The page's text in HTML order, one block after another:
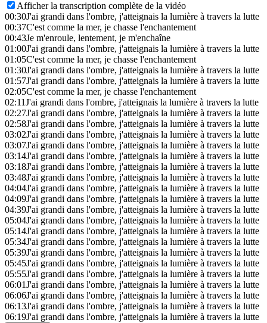
Afficher la transcription complète de la vidéo
00:30J'ai grandi dans l'ombre, j'atteignais la lumière à travers la lutte
00:37C'est comme la mer, je chasse l'enchantement
00:43Je m'enroule, lentement, je m'enchaîne
01:00J'ai grandi dans l'ombre, j'atteignais la lumière à travers la lutte
01:05C'est comme la mer, je chasse l'enchantement
01:30J'ai grandi dans l'ombre, j'atteignais la lumière à travers la lutte
01:57J'ai grandi dans l'ombre, j'atteignais la lumière à travers la lutte
02:05C'est comme la mer, je chasse l'enchantement
02:11J'ai grandi dans l'ombre, j'atteignais la lumière à travers la lutte
02:27J'ai grandi dans l'ombre, j'atteignais la lumière à travers la lutte
02:58J'ai grandi dans l'ombre, j'atteignais la lumière à travers la lutte
03:02J'ai grandi dans l'ombre, j'atteignais la lumière à travers la lutte
03:07J'ai grandi dans l'ombre, j'atteignais la lumière à travers la lutte
03:14J'ai grandi dans l'ombre, j'atteignais la lumière à travers la lutte
03:18J'ai grandi dans l'ombre, j'atteignais la lumière à travers la lutte
03:48J'ai grandi dans l'ombre, j'atteignais la lumière à travers la lutte
04:04J'ai grandi dans l'ombre, j'atteignais la lumière à travers la lutte
04:09J'ai grandi dans l'ombre, j'atteignais la lumière à travers la lutte
04:39J'ai grandi dans l'ombre, j'atteignais la lumière à travers la lutte
05:04J'ai grandi dans l'ombre, j'atteignais la lumière à travers la lutte
05:14J'ai grandi dans l'ombre, j'atteignais la lumière à travers la lutte
05:34J'ai grandi dans l'ombre, j'atteignais la lumière à travers la lutte
05:39J'ai grandi dans l'ombre, j'atteignais la lumière à travers la lutte
05:45J'ai grandi dans l'ombre, j'atteignais la lumière à travers la lutte
05:55J'ai grandi dans l'ombre, j'atteignais la lumière à travers la lutte
06:01J'ai grandi dans l'ombre, j'atteignais la lumière à travers la lutte
06:06J'ai grandi dans l'ombre, j'atteignais la lumière à travers la lutte
06:13J'ai grandi dans l'ombre, j'atteignais la lumière à travers la lutte
06:19J'ai grandi dans l'ombre, j'atteignais la lumière à travers la lutte